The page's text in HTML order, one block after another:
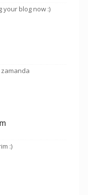
your blog now :)
zamanda
:)